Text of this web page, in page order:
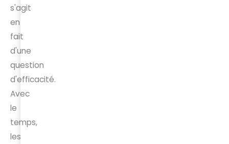
s'agit
en
fait
d'une
question
d'efficacité.
Avec
le
temps,
les